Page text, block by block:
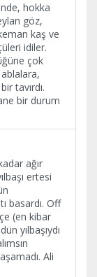
hokka
göz,
kaş ve
idiler.
çok
tavırdı.
bir durum
ağır
ertesi
basardı. Off
(en kibar
yılbaşıydı
Ali